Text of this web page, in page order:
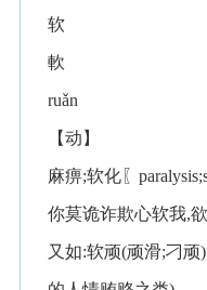
软
軟
ruǎn
【动】
麻痹;软化〖
你莫诡诈欺心软我,
又如:软顽(顽滑;刁